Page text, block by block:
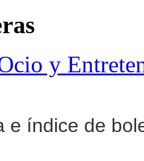
y
e índice de